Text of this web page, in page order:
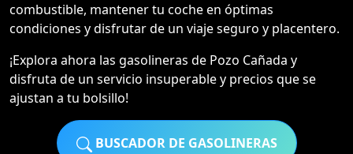
combustible, mantener tu coche en óptimas
condiciones y disfrutar de un viaje seguro y placentero.
¡Explora ahora las gasolineras de Pozo Cañada y
disfruta de un servicio insuperable y precios que se
ajustan a tu bolsillo!
BUSCADOR DE GASOLINERAS